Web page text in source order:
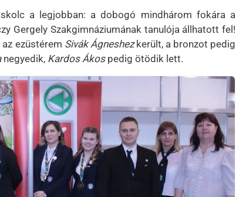
a legjobban: a dobogó mindhárom fokára a
Gergely Szakgimnáziumának tanulója állhatott fel!
ezüstérem Sivák Ágneshezkerült, a bronzot pedig
negyedik, Kardos Ákospedig ötödik lett.